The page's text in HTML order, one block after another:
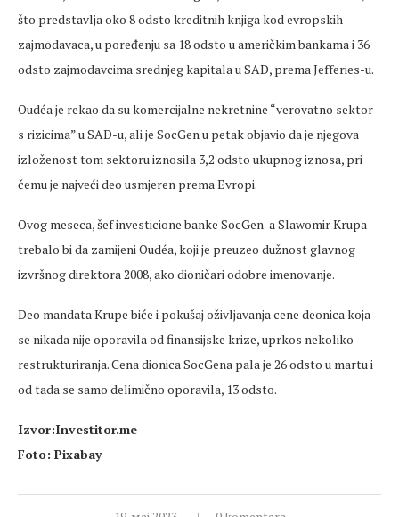
što predstavlja oko 8 odsto kreditnih knjiga kod evropskih
zajmodavaca, u poređenju sa 18 odsto u američkim bankama i 36
odsto zajmodavcima srednjeg kapitala u SAD, prema Jefferies-u.
Oudéa je rekao da su komercijalne nekretnine “verovatno sektor
s rizicima” u SAD-u, ali je SocGen u petak objavio da je njegova
izloženost tom sektoru iznosila 3,2 odsto ukupnog iznosa, pri
čemu je najveći deo usmjeren prema Evropi.
Ovog meseca, šef investicione banke SocGen-a Slawomir Krupa
trebalo bi da zamijeni Oudéa, koji je preuzeo dužnost glavnog
izvršnog direktora 2008, ako dioničari odobre imenovanje.
Deo mandata Krupe biće i pokušaj oživljavanja cene deonica koja
se nikada nije oporavila od finansijske krize, uprkos nekoliko
restrukturiranja. Cena dionica SocGena pala je 26 odsto u martu i
od tada se samo delimično oporavila, 13 odsto.
Izvor:Investitor.me
Foto: Pixabay